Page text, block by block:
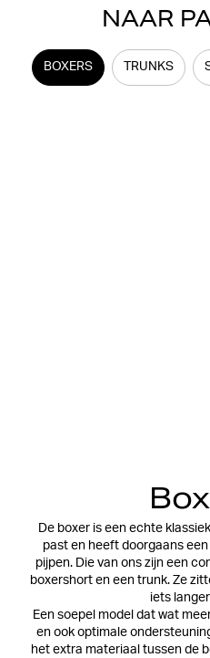
NAAR
BOXERS TRUNKS
De boxer is een echte
past en heeft doorgaans
pijpen. Die van ons zijn een
boxershort en een trunk. Ze
iets
Een soepel model dat wat
en ook optimale
het extra materiaal tussen de